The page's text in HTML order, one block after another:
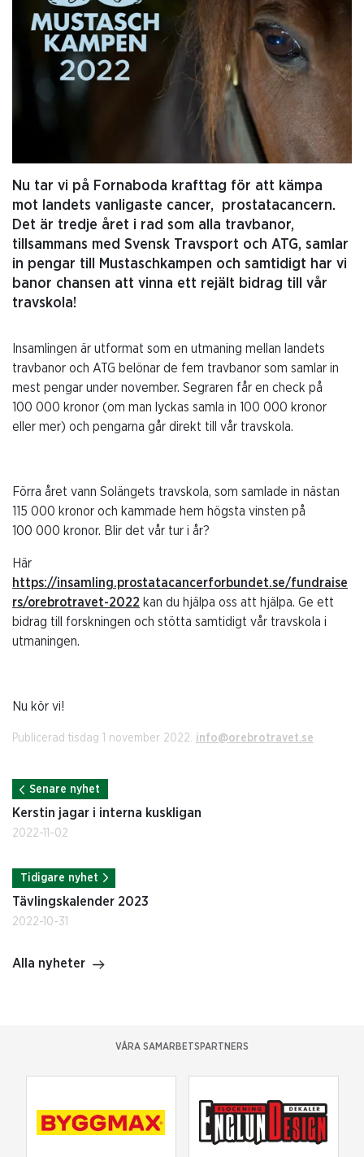
Nu tar vi på Fornaboda krafttag för att kämpa
mot landets vanligaste cancer, prostatacancern.
Det är tredje året i rad som alla travbanor,
tillsammans med Svensk Travsport och ATG, samlar
in pengar till Mustaschkampen och samtidigt har vi
banor chansen att vinna ett rejält bidrag till vår
travskola!
Insamlingen är utformat som en utmaning mellan landets
travbanor och ATG belönar de fem travbanor som samlar in
mest pengar under november. Segraren får en check på
100 000 kronor (om man lyckas samla in 100 000 kronor
eller mer) och pengarna går direkt till vår travskola.
Förra året vann Solängets travskola, som samlade in nästan
115 000 kronor och kammade hem högsta vinsten på
100 000 kronor. Blir det vår tur i år?
Här
https://insamling.prostatacancerforbundet.se/fundraise
rs/orebrotravet-2022 kan du hjälpa oss att hjälpa. Ge ett
bidrag till forskningen och stötta samtidigt vår travskola i
utmaningen.
Nu kör vi!
Publicerad tisdag 1 november 2022. info@orebrotravet.se
Senare nyhet
Kerstin jagar i interna kuskligan
2022-11-02
Tidigare nyhet
Tävlingskalender 2023
2022-10-31
Alla nyheter
VÅRA SAMARBETSPARTNERS